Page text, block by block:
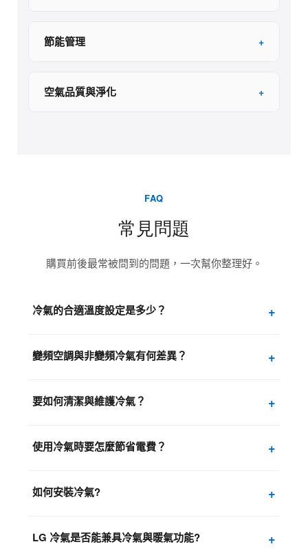
節能管理 +
空氣品質與淨化 +
FAQ
常見問題
購買前後最常被問到的問題，一次幫你整理好。
冷氣的合適溫度設定是多少？ +
變頻空調與非變頻冷氣有何差異？ +
要如何清潔與維護冷氣？ +
使用冷氣時要怎麼節省電費？ +
如何安裝冷氣? +
LG 冷氣是否能兼具冷氣與暖氣功能? +